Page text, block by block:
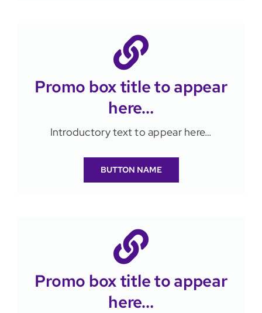
Promo box title to appear
here…
Introductory text to appear here…
BUTTON NAME
Promo box title to appear
here…